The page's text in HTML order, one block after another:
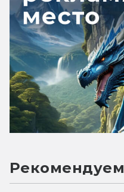
Рекомендуем